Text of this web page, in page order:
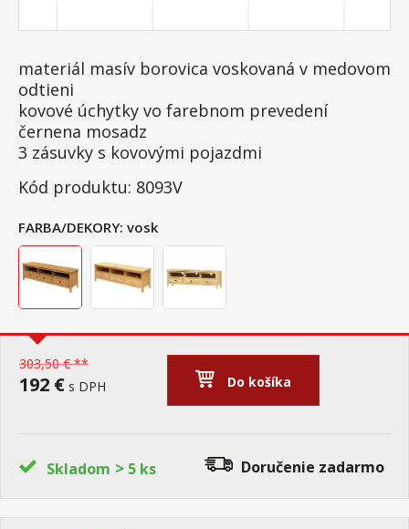
materiál masív borovica voskovaná v medovom
odtieni
kovové úchytky vo farebnom prevedení
černena mosadz
3 zásuvky s kovovými pojazdmi
Kód produktu: 8093V
FARBA/DEKORY: vosk
303,50 € **
192 € s DPH Do košíka
Skladom > 5 ks Doručenie zadarmo